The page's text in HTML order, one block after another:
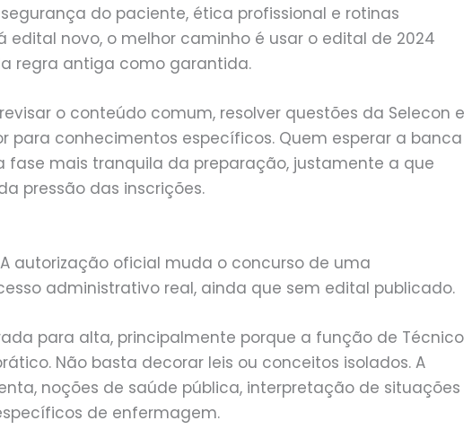
do paciente, ética profissional e rotinas
edital novo, o melhor caminho é usar o edital de 2024
regra antiga como garantida.
o conteúdo comum, resolver questões da Selecon e
para conhecimentos específicos. Quem esperar a banca
fase mais tranquila da preparação, justamente a que
pressão das inscrições.
autorização oficial muda o concurso de uma
administrativo real, ainda que sem edital publicado.
para alta, principalmente porque a função de Técnico
Não basta decorar leis ou conceitos isolados. A
noções de saúde pública, interpretação de situações
de enfermagem.